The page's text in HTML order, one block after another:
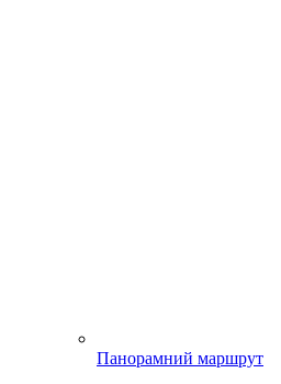
Панорамний маршрут